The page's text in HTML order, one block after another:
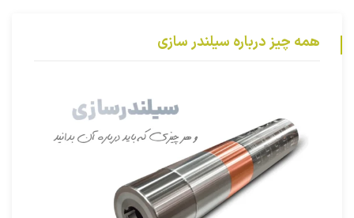
همه چیز درباره سیلندر سازی